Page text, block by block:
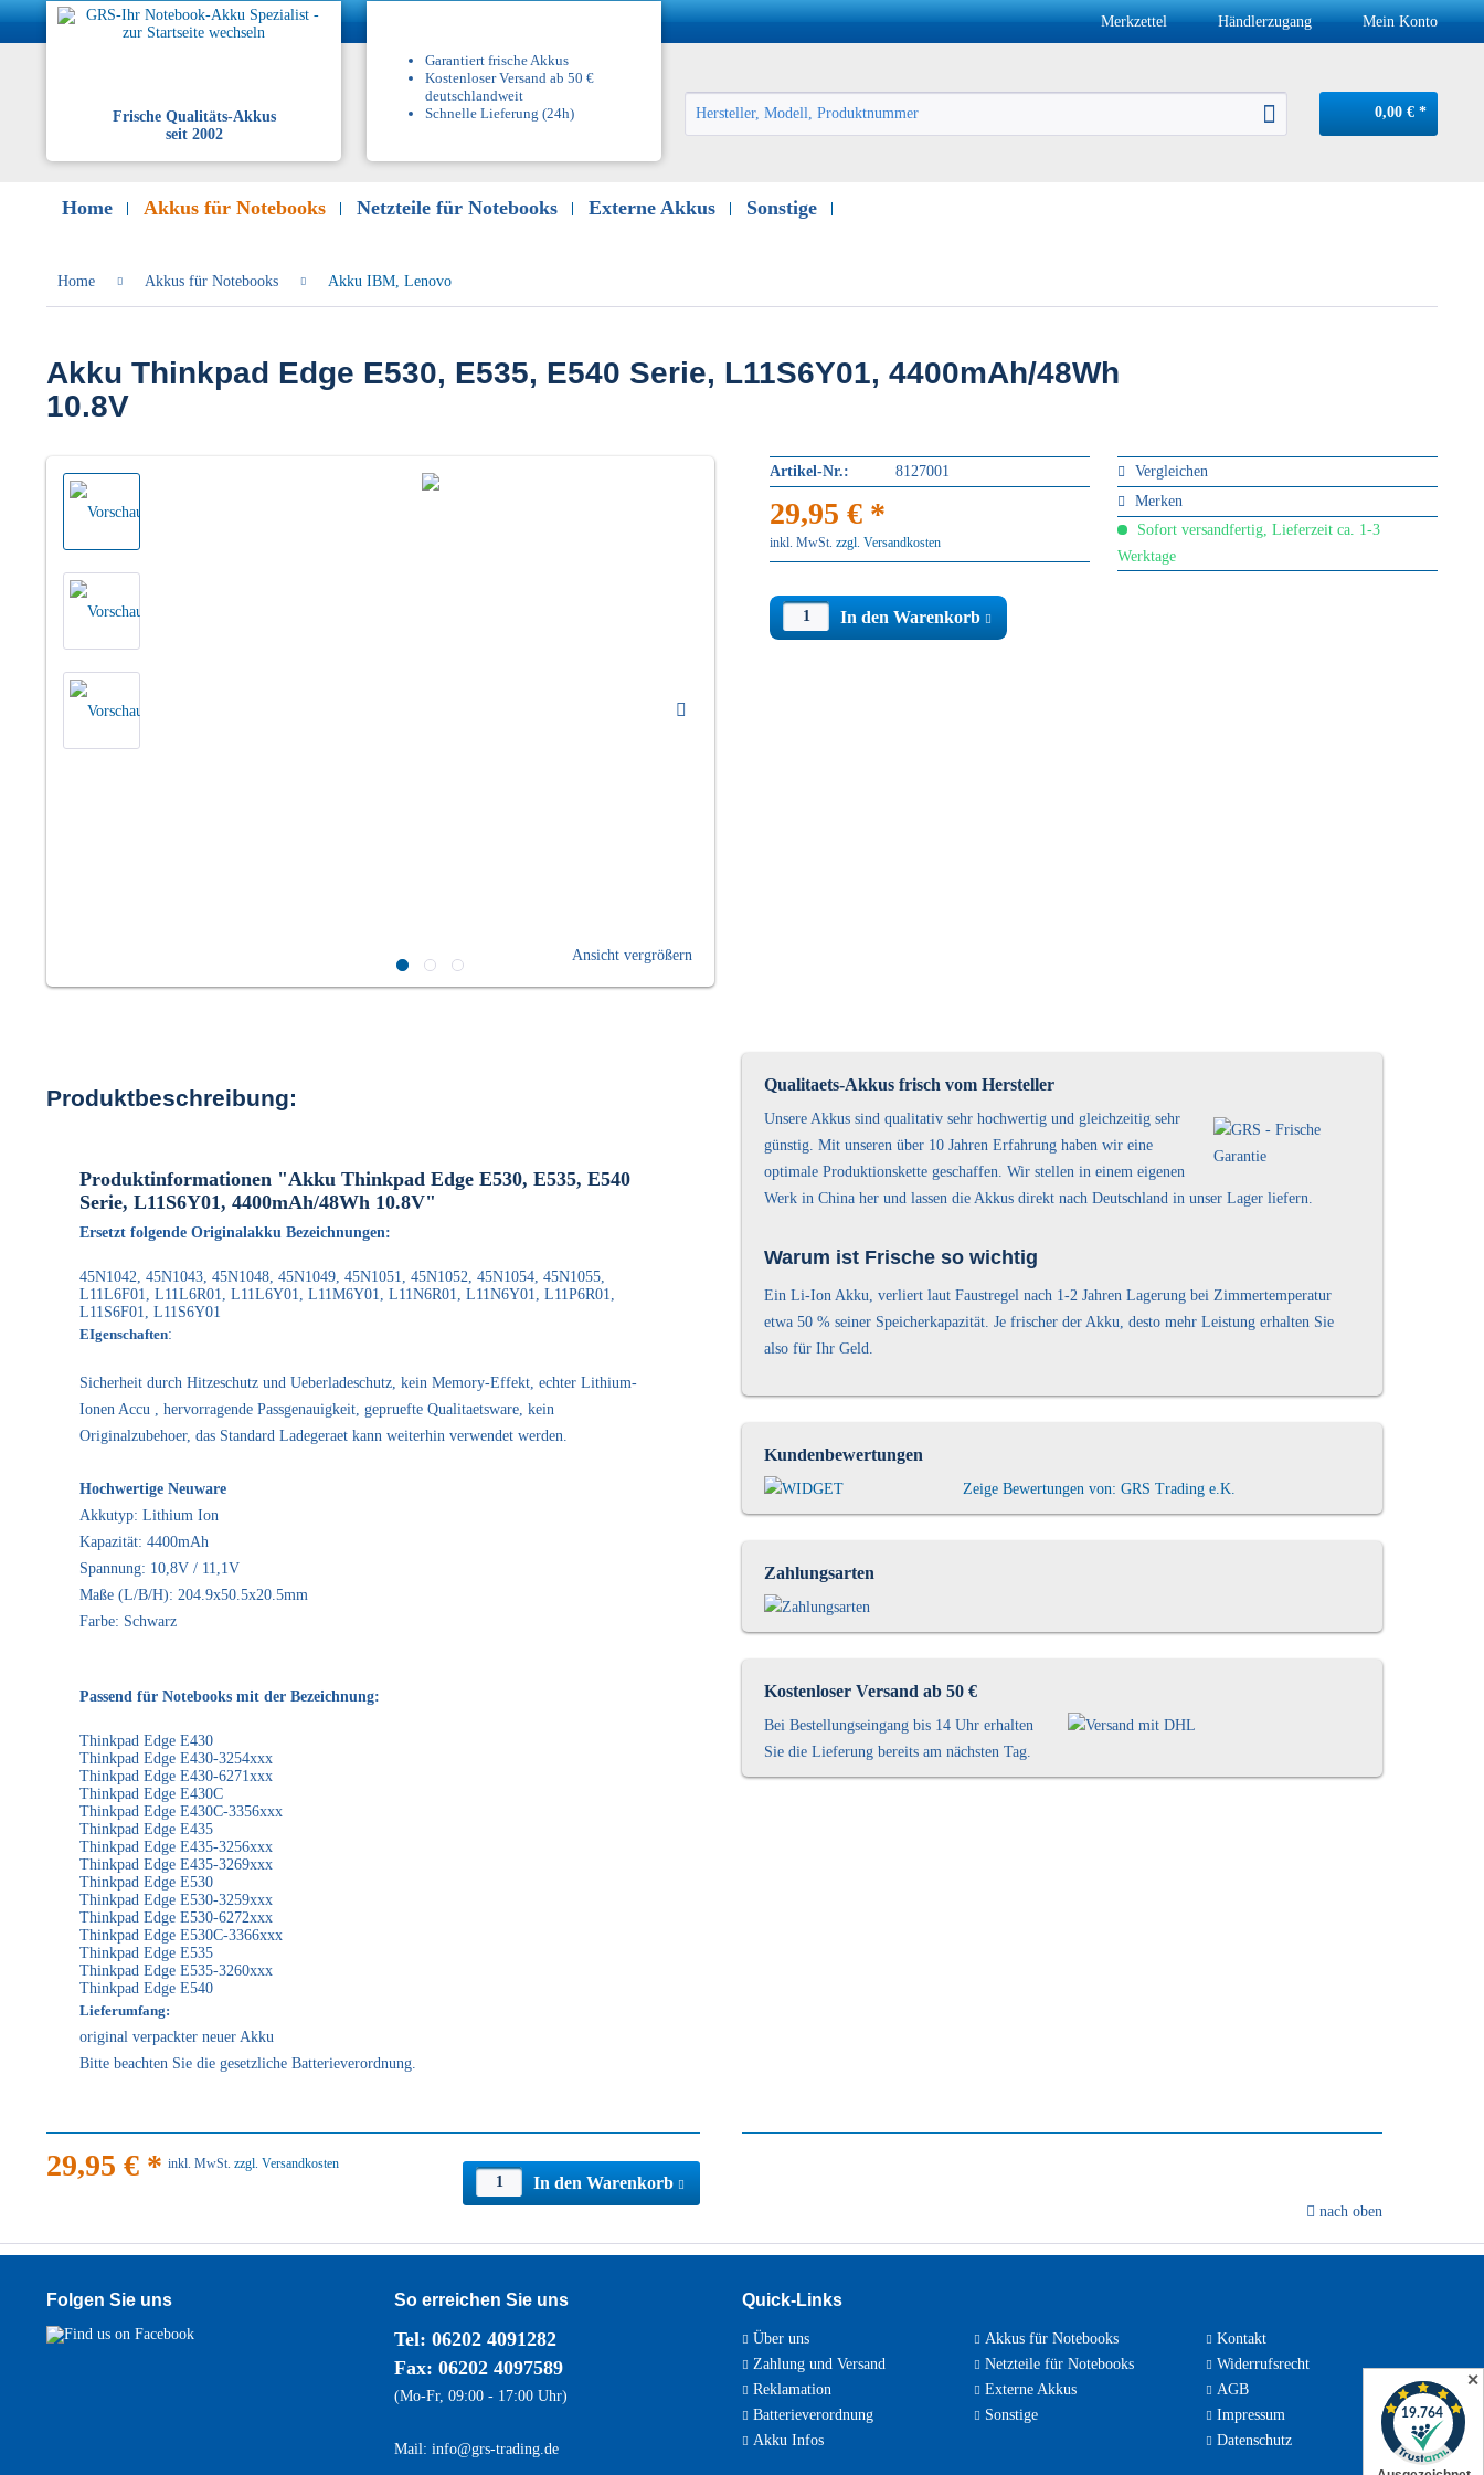
Merkzettel Händlerzugang Mein Konto
Frische Qualitäts-Akkus
seit 2002
Garantiert frische Akkus
Kostenloser Versand ab 50 €
deutschlandweit
Schnelle Lieferung (24h)
0,00 € *
Home Akkus für Notebooks Netzteile für Notebooks Externe Akkus Sonstige
Home Akkus für Notebooks Akku IBM, Lenovo
Akku Thinkpad Edge E530, E535, E540 Serie, L11S6Y01, 4400mAh/48Wh
10.8V
Ansicht vergrößern
Artikel-Nr.: 8127001
29,95 € *
inkl. MwSt.zzgl. Versandkosten
In den Warenkorb
Vergleichen
Merken
Sofort versandfertig, Lieferzeit ca. 1-3
Werktage
Produktbeschreibung:
Produktinformationen "Akku Thinkpad Edge E530, E535, E540
Serie, L11S6Y01, 4400mAh/48Wh 10.8V"
Ersetzt folgende Originalakku Bezeichnungen:
45N1042, 45N1043, 45N1048, 45N1049, 45N1051, 45N1052, 45N1054, 45N1055,
L11L6F01, L11L6R01, L11L6Y01, L11M6Y01, L11N6R01, L11N6Y01, L11P6R01,
L11S6F01, L11S6Y01
EIgenschaften:
Sicherheit durch Hitzeschutz und Ueberladeschutz, kein Memory-Effekt, echter Lithium-
Ionen Accu , hervorragende Passgenauigkeit, gepruefte Qualitaetsware, kein
Originalzubehoer, das Standard Ladegeraet kann weiterhin verwendet werden.
Hochwertige Neuware
Akkutyp: Lithium Ion
Kapazität: 4400mAh
Spannung: 10,8V / 11,1V
Maße (L/B/H): 204.9x50.5x20.5mm
Farbe: Schwarz
Passend für Notebooks mit der Bezeichnung:
Thinkpad Edge E430
Thinkpad Edge E430-3254xxx
Thinkpad Edge E430-6271xxx
Thinkpad Edge E430C
Thinkpad Edge E430C-3356xxx
Thinkpad Edge E435
Thinkpad Edge E435-3256xxx
Thinkpad Edge E435-3269xxx
Thinkpad Edge E530
Thinkpad Edge E530-3259xxx
Thinkpad Edge E530-6272xxx
Thinkpad Edge E530C-3366xxx
Thinkpad Edge E535
Thinkpad Edge E535-3260xxx
Thinkpad Edge E540
Lieferumfang:
original verpackter neuer Akku
Bitte beachten Sie die gesetzliche Batterieverordnung.
Qualitaets-Akkus frisch vom Hersteller
Unsere Akkus sind qualitativ sehr hochwertig und gleichzeitig sehr
günstig. Mit unseren über 10 Jahren Erfahrung haben wir eine
optimale Produktionskette geschaffen. Wir stellen in einem eigenen
Werk in China her und lassen die Akkus direkt nach Deutschland in unser Lager liefern.
Warum ist Frische so wichtig
Ein Li-Ion Akku, verliert laut Faustregel nach 1-2 Jahren Lagerung bei Zimmertemperatur
etwa 50 % seiner Speicherkapazität. Je frischer der Akku, desto mehr Leistung erhalten Sie
also für Ihr Geld.
Kundenbewertungen
Zeige Bewertungen von: GRS Trading e.K.
Zahlungsarten
Kostenloser Versand ab 50 €
Bei Bestellungseingang bis 14 Uhr erhalten
Sie die Lieferung bereits am nächsten Tag.
29,95 € * inkl. MwSt. zzgl. Versandkosten
In den Warenkorb
nach oben
✕
Folgen Sie uns So erreichen Sie uns
Tel: 06202 4091282
Fax: 06202 4097589
(Mo-Fr, 09:00 - 17:00 Uhr)
Mail: info@grs-trading.de
Quick-Links
Über uns
Zahlung und Versand
Reklamation
Batterieverordnung
Akku Infos
Akkus für Notebooks
Netzteile für Notebooks
Externe Akkus
Sonstige
Kontakt
Widerrufsrecht
AGB
Impressum
Datenschutz